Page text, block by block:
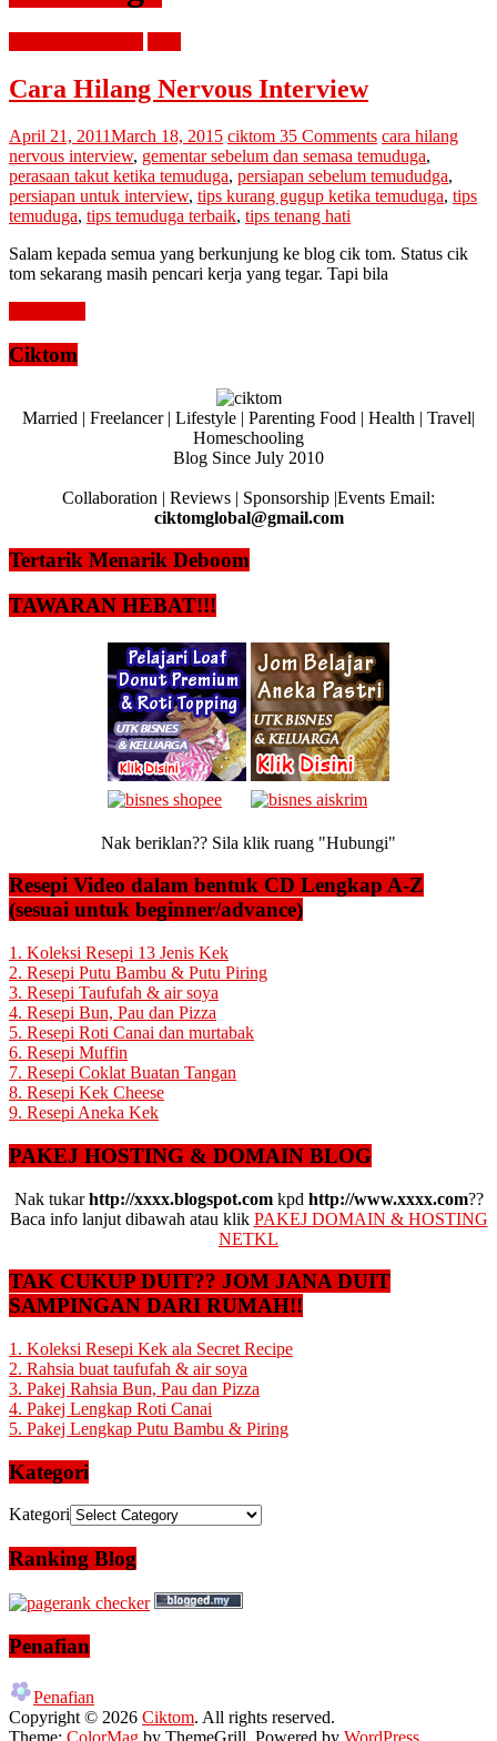
Cara Hilang Nervous Interview
April 21, 2011March 18, 2015 ciktom 35 Comments cara hilang
nervous interview, gementar sebelum dan semasa temuduga,
perasaan takut ketika temuduga, persiapan sebelum temududga,
persiapan untuk interview, tips kurang gugup ketika temuduga, tips
temuduga, tips temuduga terbaik, tips tenang hati
Salam kepada semua yang berkunjung ke blog cik tom. Status cik
tom sekarang masih pencari kerja yang tegar. Tapi bila
Ciktom
Married | Freelancer | Lifestyle | Parenting Food | Health | Travel|
Homeschooling
Blog Since July 2010
Collaboration | Reviews | Sponsorship |Events Email:
ciktomglobal@gmail.com
Tertarik Menarik Deboom
TAWARAN HEBAT!!!
Nak beriklan?? Sila klik ruang "Hubungi"
Resepi Video dalam bentuk CD Lengkap A-Z
(sesuai untuk beginner/advance)
1. Koleksi Resepi 13 Jenis Kek
2. Resepi Putu Bambu & Putu Piring
3. Resepi Taufufah & air soya
4. Resepi Bun, Pau dan Pizza
5. Resepi Roti Canai dan murtabak
6. Resepi Muffin
7. Resepi Coklat Buatan Tangan
8. Resepi Kek Cheese
9. Resepi Aneka Kek
PAKEJ HOSTING & DOMAIN BLOG
Nak tukarhttp://xxxx.blogspot.comkpd http://www.xxxx.com??
Baca info lanjut dibawah atau klik PAKEJ DOMAIN & HOSTING
NETKL
TAK CUKUP DUIT?? JOM JANA DUIT
SAMPINGAN DARI RUMAH!!
1. Koleksi Resepi Kek ala Secret Recipe
2. Rahsia buat taufufah & air soya
3. Pakej Rahsia Bun, Pau dan Pizza
4. Pakej Lengkap Roti Canai
5. Pakej Lengkap Putu Bambu & Piring
Kategori
Kategori
Ranking Blog
Penafian
Penafian
Copyright © 2026 Ciktom. All rights reserved.